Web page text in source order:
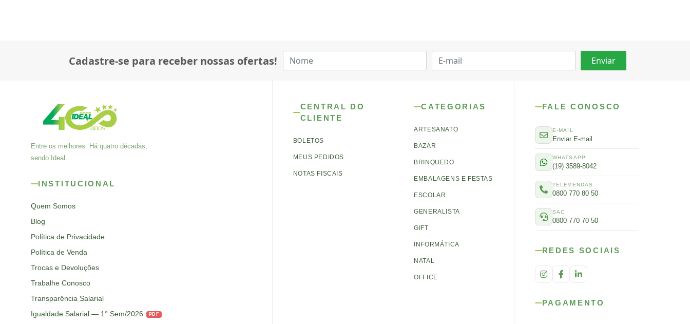
Cadastre-se para receber nossas ofertas!
Entre os melhores. Há quatro décadas,
sendo Ideal.
INSTITUCIONAL
Quem Somos
Blog
Política de Privacidade
Política de Venda
Trocas e Devoluções
Trabalhe Conosco
Transparência Salarial
Igualdade Salarial — 1° Sem/2026
PDF
CENTRAL DO
CLIENTE
BOLETOS
MEUS PEDIDOS
NOTAS FISCAIS
CATEGORIAS
ARTESANATO
BAZAR
BRINQUEDO
EMBALAGENS E FESTAS
ESCOLAR
GENERALISTA
GIFT
INFORMÁTICA
NATAL
OFFICE
FALE CONOSCO
E-MAIL
Enviar E-mail
WHATSAPP
(19) 3589-8042
TELEVENDAS
0800 770 80 50
SAC
0800 770 70 50
REDES SOCIAIS
PAGAMENTO